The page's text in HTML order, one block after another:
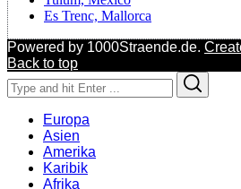
Es Trenc, Mallorca
Powered by 1000Straende.de.
Back to top
Search
for:
Europa
Asien
Amerika
Karibik
Afrika